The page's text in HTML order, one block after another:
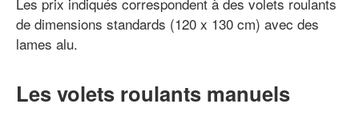
de dimensions standards (120 x 130 cm) avec des
lames alu.
Les volets roulants manuels